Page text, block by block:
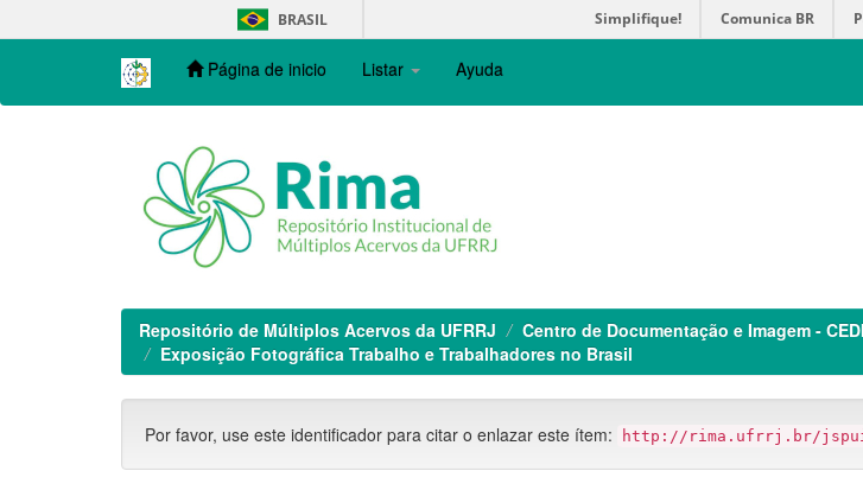
navigation
BRASIL Simplifique! Comunica BR
Página de inicio Listar Ayuda
Repositório de Múltiplos Acervos da UFRRJ Centro de Documentação e Imagem -
Exposição Fotográfica Trabalho e Trabalhadores no Brasil
Por favor, use este identificador para citar o enlazar este ítem: http://rima.ufrrj.br/jspui/